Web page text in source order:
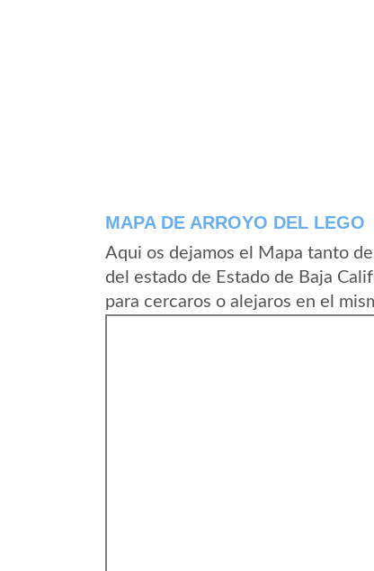
MAPA DE ARROYO DEL LEGO
Aqui os dejamos el Mapa tanto
del estado de Estado de Baja
para cercaros o alejaros en el